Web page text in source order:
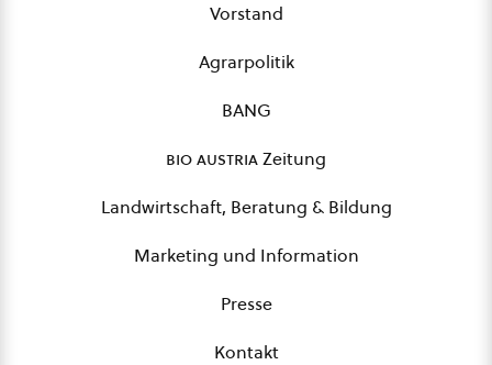
Vorstand
Agrarpolitik
BANG
bio austriaZeitung
Landwirtschaft, Beratung & Bildung
Marketing und Information
Presse
Kontakt